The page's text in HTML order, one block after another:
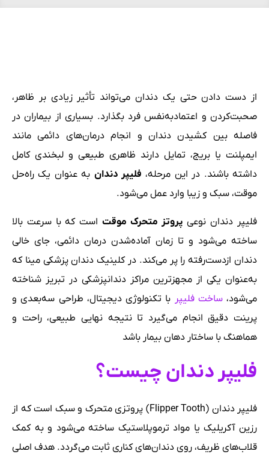
از دست دادن حتی یک دندان می‌تواند تأثیر زیادی بر ظاهر،
صحبت‌کردن و اعتمادبه‌نفس فرد بگذارد. بسیاری از بیماران در
فاصله بین کشیدن دندان و انجام درمان‌های دائمی مانند
ایمپلنت یا بریج، تمایل دارند ظاهری طبیعی و لبخندی کامل
داشته باشند. در این مرحله، فلیپر دندان به عنوان یک راه‌حل
موقت، سبک و زیبا وارد عمل می‌شود.
فلیپر دندان نوعی پروتز متحرک موقت است که با سرعت بالا
ساخته می‌شود و تا زمان آماده‌شدن درمان دائمی، جای خالی
دندان ازدست‌رفته را پر می‌کند. در کلینیک دندان پزشکی مینا که
به‌عنوان یکی از مجهزترین مراکز دندانپزشکی در تبریز شناخته
می‌شود،ساخت فلیپر با تکنولوژی دیجیتال، طراحی سه‌بعدی و
پرینت دقیق انجام می‌گیرد تا نتیجه نهایی طبیعی، راحت و
هماهنگ با ساختار دهان بیمار باشد
فلیپر دندان چیست؟
فلیپر دندان (Flipper Tooth) پروتزی متحرک و سبک است که از
رزین آکریلیک یا مواد ترموپلاستیک ساخته می‌شود و به کمک
قلاب‌های ظریف، روی دندان‌های کناری ثابت می‌گردد. هدف اصلی